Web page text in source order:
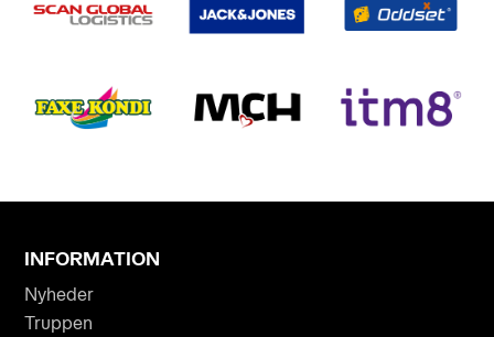
INFORMATION
Nyheder
Truppen